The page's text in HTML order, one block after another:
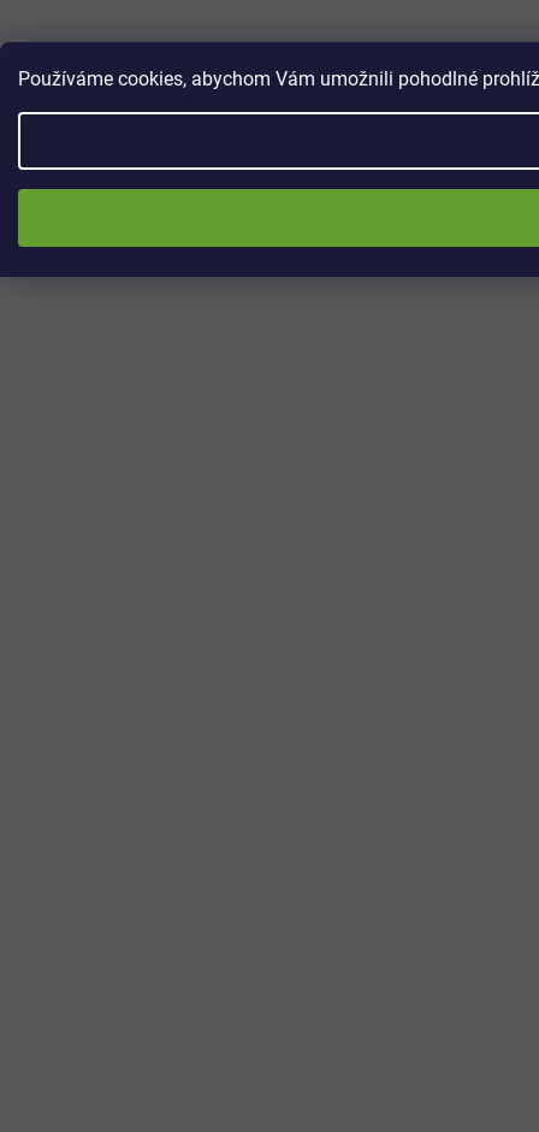
Používáme cookies, abychom Vám umožnili pohodlné